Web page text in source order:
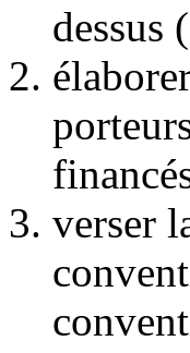
dessus
verser